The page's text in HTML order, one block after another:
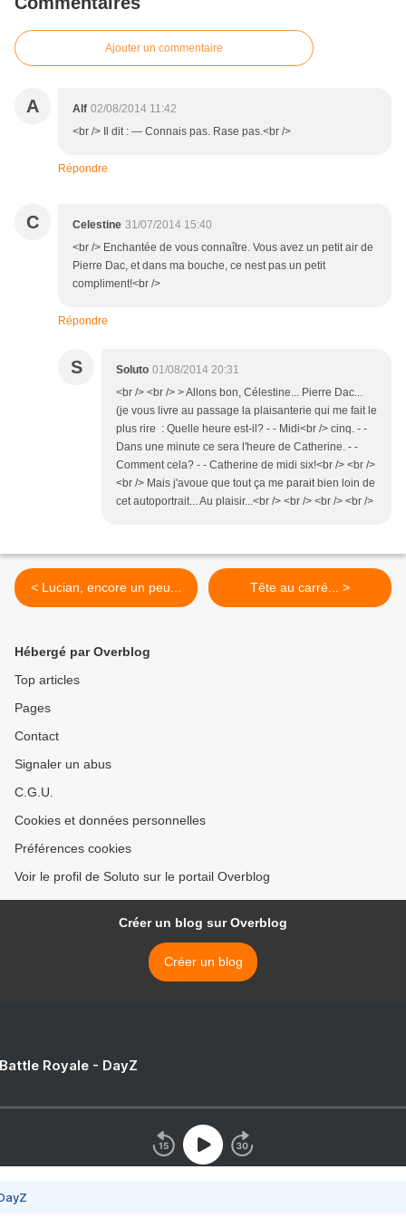
Ajouter un commentaire
A Alf 02/08/2014 11:42
<br /> Il dit : — Connais pas. Rase pas.<br />
Répondre
C Celestine 31/07/2014 15:40
<br /> Enchantée de vous connaître. Vous avez un petit air de
Pierre Dac, et dans ma bouche, ce nest pas un petit
compliment!<br />
Répondre
S Soluto 01/08/2014 20:31
<br /> <br /> > Allons bon, Célestine... Pierre Dac...
(je vous livre au passage la plaisanterie qui me fait le
plus rire : Quelle heure est-il? - - Midi<br /> cinq. - -
Dans une minute ce sera l'heure de Catherine. - -
Comment cela? - - Catherine de midi six!<br /> <br />
<br /> Mais j'avoue que tout ça me parait bien loin de
cet autoportrait... Au plaisir...<br /> <br /> <br /> <br />
< Lucian, encore un peu... Tête au carré... >
Hébergé par Overblog
Top articles
Pages
Contact
Signaler un abus
C.G.U.
Cookies et données personnelles
Préférences cookies
Voir le profil de Soluto sur le portail Overblog
Créer un blog sur Overblog
Créer un blog
Royale - DayZ